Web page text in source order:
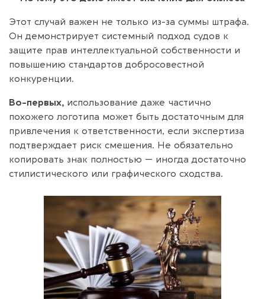
Этот случай важен не только из-за суммы штрафа.
Он демонстрирует системный подход судов к
защите прав интеллектуальной собственности и
повышению стандартов добросовестной
конкуренции.
Во-первых, использование даже частично
похожего логотипа может быть достаточным для
привлечения к ответственности, если экспертиза
подтверждает риск смешения. Не обязательно
копировать знак полностью — иногда достаточно
стилистического или графического сходства.